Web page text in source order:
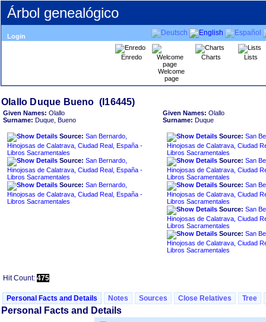
Árbol genealógico
Login
Enredo
Welcome
page
Charts Lists
Given Names: Olallo
Surname: Duque, Bueno
Source: San Bernardo,
Hinojosas de Calatrava, Ciudad Real, España -
Libros Sacramentales
Source: San Bernardo,
Hinojosas de Calatrava, Ciudad Real, España -
Libros Sacramentales
Source: San Bernardo,
Hinojosas de Calatrava, Ciudad Real, España -
Libros Sacramentales
Given Names: Olallo
Surname: Duque
Source: San
Hinojosas de Calatrava, Ciudad
Libros Sacramentales
Source: San
Hinojosas de Calatrava, Ciudad
Libros Sacramentales
Source: San
Hinojosas de Calatrava, Ciudad
Libros Sacramentales
Source: San
Hinojosas de Calatrava, Ciudad
Libros Sacramentales
Source: San
Hinojosas de Calatrava, Ciudad
Libros Sacramentales
Hit Count: 475
Personal Facts and Details Notes Sources Close Relatives Tree
Personal Facts and Details